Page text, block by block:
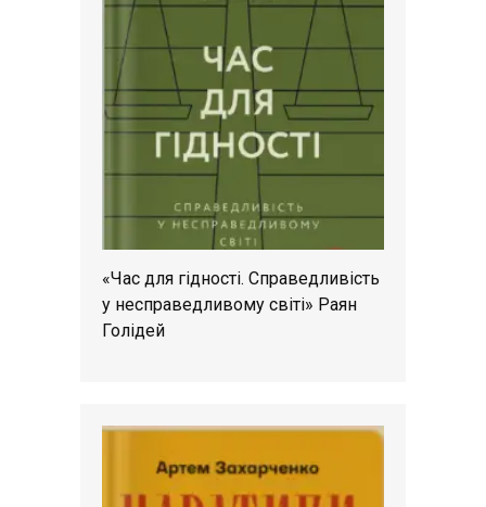
«Час для гідності. Справедливість
у несправедливому світі» Раян
Голідей